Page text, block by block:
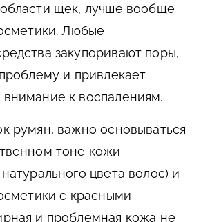
щек, лучше вообще
Любые
закупоривают поры,
и привлекает
к воспалениям.
румян, важно основываться
тоне кожи
цвета волос) и
с красными
и проблемная кожа не